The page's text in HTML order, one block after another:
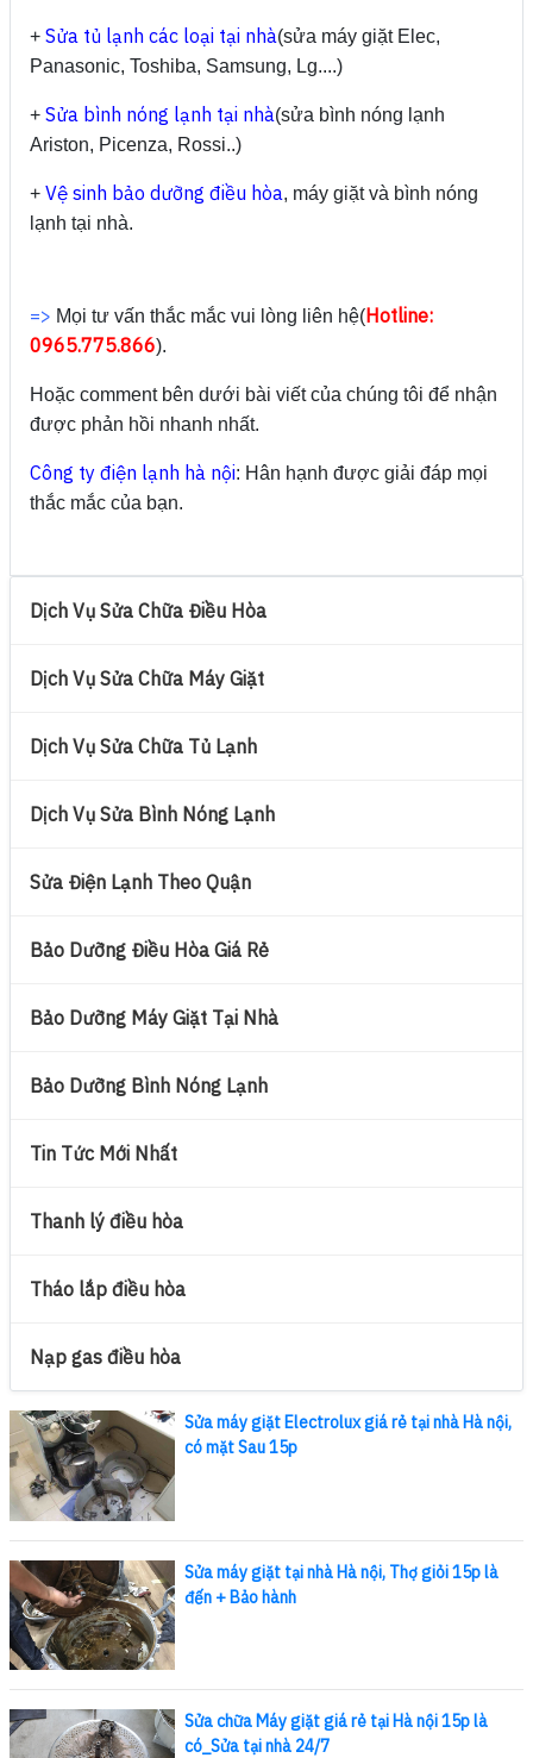
+ Sửa tủ lạnh các loại tại nhà(sửa máy giặt Elec,
Panasonic, Toshiba, Samsung, Lg....)
+ Sửa bình nóng lạnh tại nhà(sửa bình nóng lạnh
Ariston, Picenza, Rossi..)
+ Vệ sinh bảo dưỡng điều hòa, máy giặt và bình nóng
lạnh tại nhà.
=> Mọi tư vấn thắc mắc vui lòng liên hệ(Hotline:
0965.775.866).
Hoặc comment bên dưới bài viết của chúng tôi để nhận
được phản hồi nhanh nhất.
Công ty điện lạnh hà nội: Hân hạnh được giải đáp mọi
thắc mắc của bạn.
Dịch Vụ Sửa Chữa Điều Hòa
Dịch Vụ Sửa Chữa Máy Giặt
Dịch Vụ Sửa Chữa Tủ Lạnh
Dịch Vụ Sửa Bình Nóng Lạnh
Sửa Điện Lạnh Theo Quận
Bảo Dưỡng Điều Hòa Giá Rẻ
Bảo Dưỡng Máy Giặt Tại Nhà
Bảo Dưỡng Bình Nóng Lạnh
Tin Tức Mới Nhất
Thanh lý điều hòa
Tháo lắp điều hòa
Nạp gas điều hòa
Sửa máy giặt Electrolux giá rẻ tại nhà Hà nội,
có mặt Sau 15p
Sửa máy giặt tại nhà Hà nội, Thợ giỏi 15p là
đến + Bảo hành
Sửa chữa Máy giặt giá rẻ tại Hà nội 15p là
có_Sửa tại nhà 24/7